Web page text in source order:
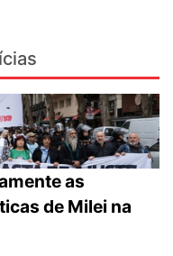
as
de Milei na